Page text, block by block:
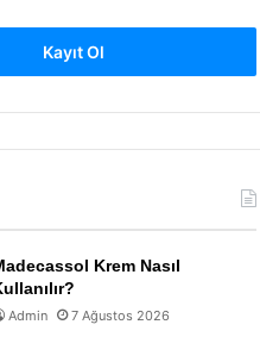
Kayıt Ol
Krem Nasıl
Admin 7 Ağustos 2026